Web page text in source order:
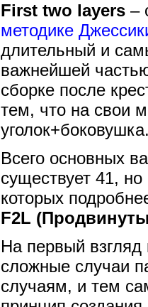
First two layers –
методике
длительный и
важнейшей
сборке после
тем, что на свои
Всего основных
существует 41,
которых
F2L
На первый взгляд
сложные случаи
случаям, и тем